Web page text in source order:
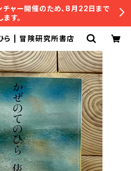
ャー開催のため、8月22日まで
す。
ら | 冒険研究所書店